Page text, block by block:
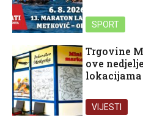
SPORT
Trgovine
ove
lokacijama
VIJESTI